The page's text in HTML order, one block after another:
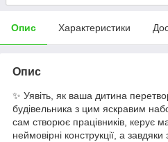
Опис Характеристики
Опис
✨ Уявіть, як ваша дитина
будівельника з цим яскравим
сам створює працівників, керує
неймовірні конструкції, а